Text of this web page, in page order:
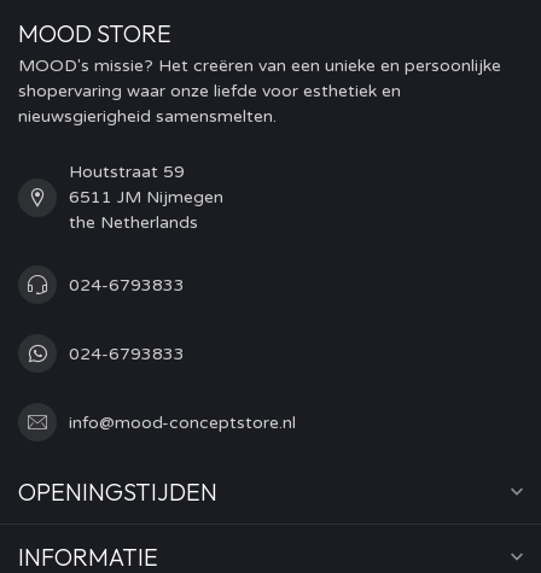
MOOD STORE
MOOD's missie? Het creëren van een unieke en persoonlijke
shopervaring waar onze liefde voor esthetiek en
nieuwsgierigheid samensmelten.
Houtstraat 59
6511 JM Nijmegen
the Netherlands
024-6793833
024-6793833
info@mood-conceptstore.nl
OPENINGSTIJDEN
INFORMATIE